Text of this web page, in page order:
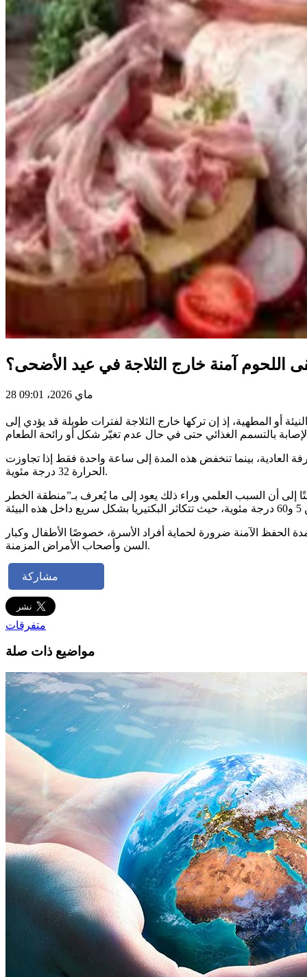
اللحوم آمنة خارج الثلاجة في عيد الأضحى؟
28 ماي 2026، 09:01
أو المطهية، إذ إن تركها خارج الثلاجة لفترات طويلة قد يؤدي إلى
العادية، بينما تنخفض هذه المدة إلى ساعة واحدة فقط إذا تجاوزت
الحرارة 32 درجة مئوية.
إلى أن السبب العلمي وراء ذلك يعود إلى ما يُعرف بـ”منطقة الخطر
الحفظ الآمنة ضرورة لحماية أفراد الأسرة، خصوصًا الأطفال وكبار
السن وأصحاب الأمراض المزمنة.
مشاركة
متفرقات
مواضيع ذات صلة